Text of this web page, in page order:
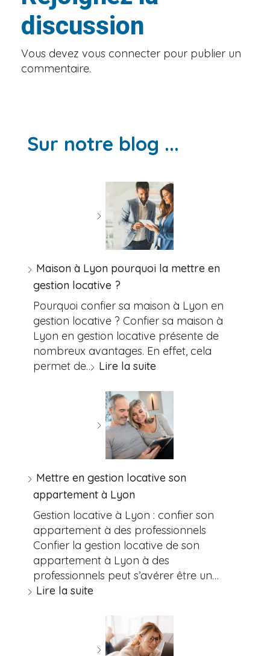
discussion
Vous devez vous connecter pour publier un
commentaire.
Sur notre blog ...
Maison à Lyon pourquoi la mettre en
gestion locative ?
Pourquoi confier sa maison à Lyon en
gestion locative ? Confier sa maison à
Lyon en gestion locative présente de
nombreux avantages. En effet, cela
permet de… Lire la suite
Mettre en gestion locative son
appartement à Lyon
Gestion locative à Lyon : confier son
appartement à des professionnels
Confier la gestion locative de son
appartement à Lyon à des
professionnels peut s’avérer être un…
Lire la suite